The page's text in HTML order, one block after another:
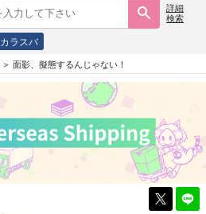
詳細
検索
カラスバ
面影、擬態するんじゃない！